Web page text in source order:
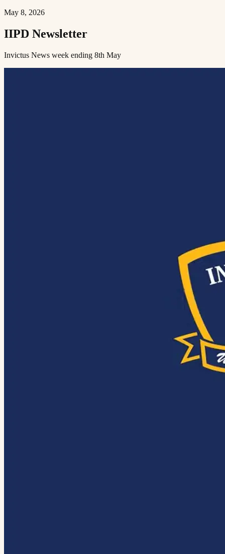
May 8, 2026
IIPD Newsletter​​​​‌ ‍ ​‍​‍‌‍ ‌ ​‍‌‍‍‌‌‍‌ ‌‍‍‌‌‍ ‍​‍​‍​ ‍‍​‍​‍‌ ​ ‌‍​‌‌‍ ‍‌‍‍‌‌ ‌​‌ ‍‌​‍ ‍‌‍‍‌‌‍ ​‍​‍​‍ ​​‍​‍‌‍‍​‌ ​‍‌‍‌‌‌‍‌‍​‍​‍​ ‍‍​‍​‍​‍ ‌ ​ ‌ ‌​‌ ‌‌‌‍‌​‌‍‍‌‌‍ ​‍ ‌‍‍‌‌‍ ‍‌ ‌​‌‍‌‌‌‍ ‍‌ ‌​​‍ ‌‍‌‌‌‍‌​‌‍‍‌‌ ‌​​‍ ‌‍ ‌‌‍ ‌‍‌​‌‍‌‌​ ‌‌ ​​‌ ​‍‌‍‌‌‌ ​ ‌‍‌‌‌‍ ‍‌ ‌​‌‍​‌‌ ‌​‌‍‍‌‌‍ ‌‍ ‍​ ‍ ‌‍‍‌‌‍‌​​ ‌​ ​‌‌‍​‍​ ‌ ​ ​ ​ ‌​​ ‌‍​ ​​​ ‌​​‍ ‌​ ‌‌​ ‍‌‌‍‌‍​ ‍​​‍ ‌​ ‌​​ ‌‌​ ‍‌​ ‌ ​‍ ‌​ ‍​​ ‌​​ ​‌​ ‌​​‍ ‌‌‍‌‌‌‍‌​‌‍​‍​ ‌ ​ ​ ​ ‍‌‌‍‌‍​ ​‌​ ​‌​ ‌‌​ ‌ ​ ​‍​ ‍ ‌ ‌​‌ ‍‌‌ ​​‌‍‌‌​ ‌‌‍ ‍‌‍‌‌‌ ‌ ‌ ​ ​ ‍ ‌ ​​‌‍​‌‌ ‌​‌‍‍​​ ‌‌ ‌​‌‍‍‌‌ ‌​‌‍ ​‌‍‌‌​ ‌‍​‍‌‍​‌‌ ​ ‌‍‌‌‌‌‌‌‌ ​‍‌‍ ​​ ‌​‍‌‌​ ​‍‌​‌‍‌ ​ ‌ ‌​‌ ‌‌‌‍‌​‌‍‍‌‌‍ ​‍‌‍‌‍‍‌‌‍‌​​ ‌​ ​‌‌‍​‍​ ‌ ​ ​ ​ ‌​​ ‌‍​ ​​​ ‌​​‍ ‌​ ‌‌​ ‍‌‌‍‌‍​ ‍​​‍ ‌​ ‌​​ ‌‌​ ‍‌​ ‌ ​‍ ‌​ ‍​​ ‌​​ ​‌​ ‌​​‍ ‌‌‍‌‌‌‍‌​‌‍​‍​ ‌ ​ ​ ​ ‍‌‌‍‌‍​ ​‌​ ​‌​ ‌‌​ ‌ ​ ​‍​‍‌‍‌ ‌​‌ ‍‌‌ ​​‌‍‌‌​ ‌‌‍ ‍‌‍‌‌‌ ‌ ‌ ​ ​‍‌‍‌ ​​‌‍​‌‌ ‌​‌‍‍​​ ‌‌ ‌​‌‍‍‌‌ ‌​‌‍ ​‌‍‌‌​‍‌‍‌ ​​‌‍‌‌‌ ​‍‌ ​ ‌ ​​‌‍‌‌‌‍​ ‌ ‌​‌‍‍‌‌ ‌‍‌‍‌‌​ ‌‌ ​​‌ ‌‌‌‍​‍‌‍ ​‌‍‍‌‌ ​ ‌‍‍​‌‍‌‌‌‍‌​​‍​‍‌ ‌
Invictus News week ending 8th May​​​​‌ ‍ ​‍​‍‌‍ ‌ ​‍‌‍‍‌‌‍‌ ‌‍‍‌‌‍ ‍​‍​‍​ ‍‍​‍​‍‌ ​ ‌‍​‌‌‍ ‍‌‍‍‌‌ ‌​‌ ‍‌​‍ ‍‌‍‍‌‌‍ ​‍​‍​‍ ​​‍​‍‌‍‍​‌ ​‍‌‍‌‌‌‍‌‍​‍​‍​ ‍‍​‍​‍​‍ ‌ ​ ‌ ‌​‌ ‌‌‌‍‌​‌‍‍‌‌‍ ​‍ ‌‍‍‌‌‍ ‍‌ ‌​‌‍‌‌‌‍ ‍‌ ‌​​‍ ‌‍‌‌‌‍‌​‌‍‍‌‌ ‌​​‍ ‌‍ ‌‌‍ ‌‍‌​‌‍‌‌​ ‌‌ ​​‌ ​‍‌‍‌‌‌ ​ ‌‍‌‌‌‍ ‍‌ ‌​‌‍​‌‌ ‌​‌‍‍‌‌‍ ‌‍ ‍​ ‍ ‌‍‍‌‌‍‌​​ ‌​ ​‌‌‍​‍​ ‌ ​ ​ ​ ‌​​ ‌‍​ ​​​ ‌​​‍ ‌​ ‌‌​ ‍‌‌‍‌‍​ ‍​​‍ ‌​ ‌​​ ‌‌​ ‍‌​ ‌ ​‍ ‌​ ‍​​ ‌​​ ​‌​ ‌​​‍ ‌‌‍‌‌‌‍‌​‌‍​‍​ ‌ ​ ​ ​ ‍‌‌‍‌‍​ ​‌​ ​‌​ ‌‌​ ‌ ​ ​‍​ ‍ ‌ ‌​‌ ‍‌‌ ​​‌‍‌‌​ ‌‌‍ ‍‌‍‌‌‌ ‌ ‌ ​ ​ ‍ ‌ ​​‌‍​‌‌ ‌​‌‍‍​​ ‌‌‍‌​‌‍‌‌‌ ​ ‌‍​ ‌ ​‍‌‍‍‌‌ ​​‌ ‌​‌‍‍‌‌‍ ‌‍ ‍​ ‌‍​‍‌‍​‌‌ ​ ‌‍‌‌‌‌‌‌‌ ​‍‌‍ ​​ ‌​‍‌‌​ ​‍‌​‌‍‌ ​ ‌ ‌​‌ ‌‌‌‍‌​‌‍‍‌‌‍ ​‍‌‍‌‍‍‌‌‍‌​​ ‌​ ​‌‌‍​‍​ ‌ ​ ​ ​ ‌​​ ‌‍​ ​​​ ‌​​‍ ‌​ ‌‌​ ‍‌‌‍‌‍​ ‍​​‍ ‌​ ‌​​ ‌‌​ ‍‌​ ‌ ​‍ ‌​ ‍​​ ‌​​ ​‌​ ‌​​‍ ‌‌‍‌‌‌‍‌​‌‍​‍​ ‌ ​ ​ ​ ‍‌‌‍‌‍​ ​‌​ ​‌​ ‌‌​ ‌ ​ ​‍​‍‌‍‌ ‌​‌ ‍‌‌ ​​‌‍‌‌​ ‌‌‍ ‍‌‍‌‌‌ ‌ ‌ ​ ​‍‌‍‌ ​​‌‍​‌‌ ‌​‌‍‍​​ ‌‌‍‌​‌‍‌‌‌ ​ ‌‍​ ‌ ​‍‌‍‍‌‌ ​​‌ ‌​‌‍‍‌‌‍ ‌‍ ‍​‍‌‍‌ ​​‌‍‌‌‌ ​‍‌ ​ ‌ ​​‌‍‌‌‌‍​ ‌ ‌​‌‍‍‌‌ ‌‍‌‍‌‌​ ‌‌ ​​‌ ‌‌‌‍​‍‌‍ ​‌‍‍‌‌ ​ ‌‍‍​‌‍‌‌‌‍‌​​‍​‍‌ ‌